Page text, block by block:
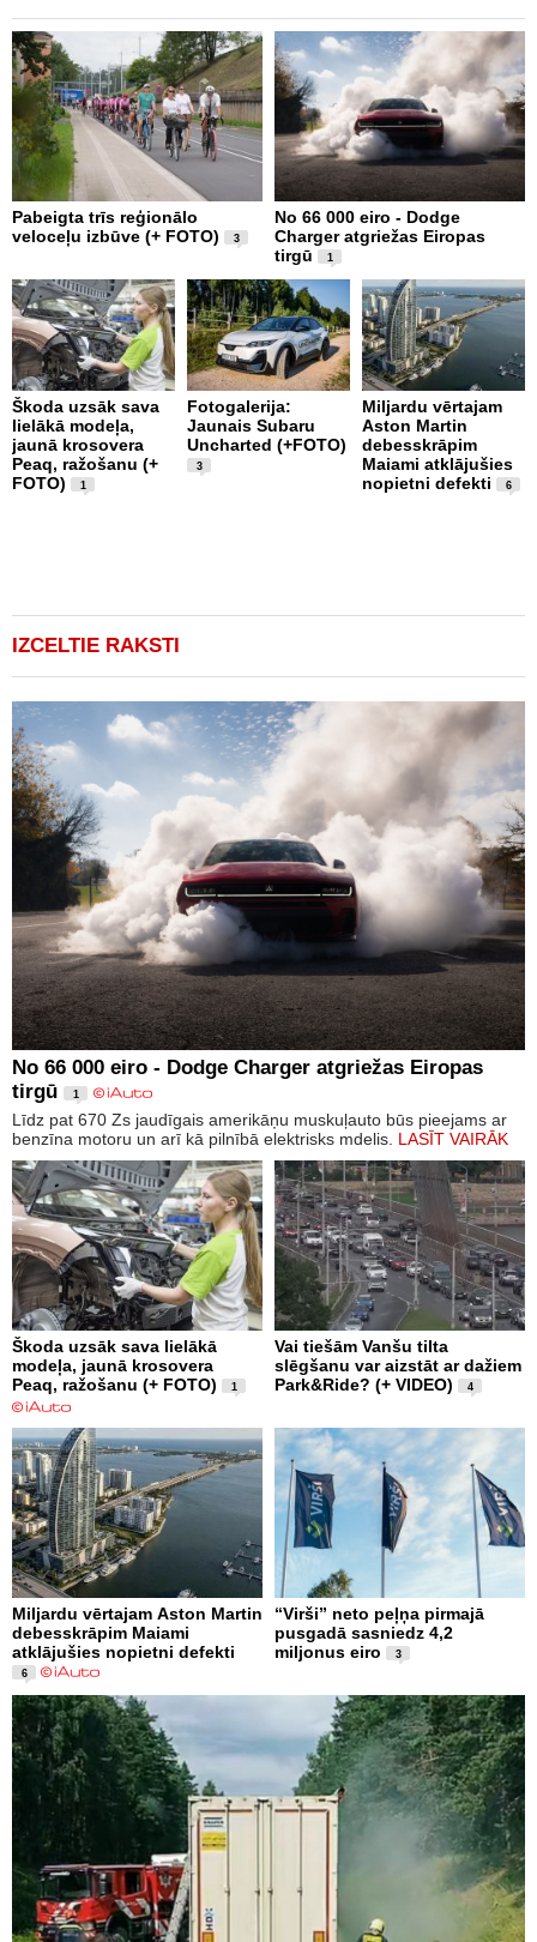
Pabeigta trīs reģionālo
veloceļu izbūve (+ FOTO)
3
No 66 000 eiro - Dodge
Charger atgriežas Eiropas
tirgū
1
Škoda uzsāk sava
lielākā modeļa,
jaunā krosovera
Peaq, ražošanu (+
FOTO)
1
Fotogalerija:
Jaunais Subaru
Uncharted (+FOTO)
3
Miljardu vērtajam
Aston Martin
debesskrāpim
Maiami atklājušies
nopietni defekti
6
IZCELTIE RAKSTI
No 66 000 eiro - Dodge Charger atgriežas Eiropas
tirgū
1
Līdz pat 670 Zs jaudīgais amerikāņu muskuļauto būs pieejams ar
benzīna motoru un arī kā pilnībā elektrisks mdelis. LASĪT VAIRĀK
Škoda uzsāk sava lielākā
modeļa, jaunā krosovera
Peaq, ražošanu (+ FOTO)
1
Vai tiešām Vanšu tilta
slēgšanu var aizstāt ar dažiem
Park&Ride? (+ VIDEO)
4
Miljardu vērtajam Aston Martin
debesskrāpim Maiami
atklājušies nopietni defekti
6
“Virši” neto peļņa pirmajā
pusgadā sasniedz 4,2
miljonus eiro
3